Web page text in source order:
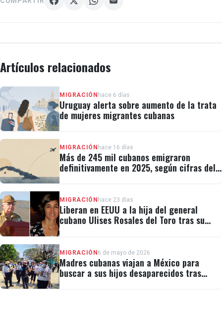
Artículos relacionados
MIGRACIÓN hace 6 días
Uruguay alerta sobre aumento de la trata
de mujeres migrantes cubanas
MIGRACIÓN hace 16 días
Más de 245 mil cubanos emigraron
definitivamente en 2025, según cifras del
MIGRACIÓN hace 23 días
Liberan en EEUU a la hija del general
cubano Ulises Rosales del Toro tras su
MIGRACIÓN6 de mayo de 2026
Madres cubanas viajan a México para
buscar a sus hijos desaparecidos tras